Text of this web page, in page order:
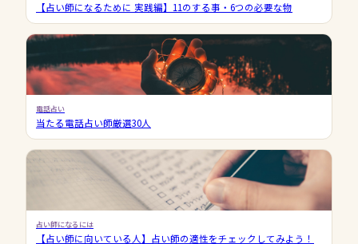
【占い師になるために 実践編】11のする事・6つの必要な物
電話占い
当たる電話占い師厳選30人
占い師になるには
【占い師に向いている人】占い師の適性をチェックしてみよう！